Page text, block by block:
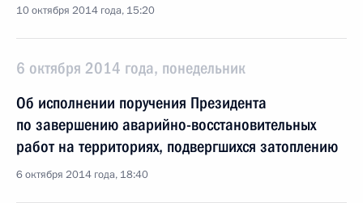
10 октября 2014 года, 15:20
6 октября 2014 года, понедельник
Об исполнении поручения Президента
по завершению аварийно-восстановительных
работ на территориях, подвергшихся затоплению
6 октября 2014 года, 18:40